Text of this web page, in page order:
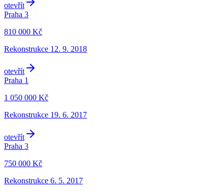
otevřít
Praha 3
810 000 Kč
Rekonstrukce 12. 9. 2018
otevřít
Praha 1
1 050 000 Kč
Rekonstrukce 19. 6. 2017
otevřít
Praha 3
750 000 Kč
Rekonstrukce 6. 5. 2017